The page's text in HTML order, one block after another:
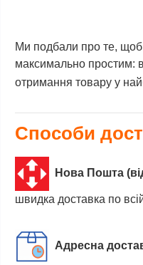
Ми подбали про те, щоб
максимально простим:
отримання товару у
Способи
Нова Пошта
швидка доставка по
Адресна